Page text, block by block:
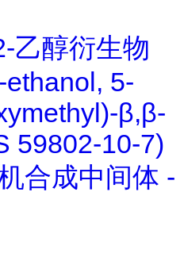
乙醇衍生物
5-
β,β-
59802-10-7)
合成中间体 -